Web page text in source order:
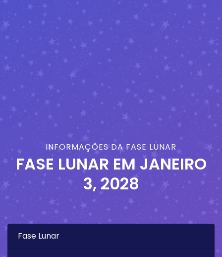
INFORMAÇÕES DA FASE LUNAR
FASE LUNAR EM JANEIRO
3, 2028
Fase Lunar